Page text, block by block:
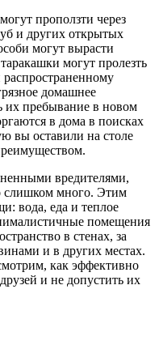
проползти через
и других открытых
могут вырасти
могут пролезть
домашнее
их пребывание в новом
в дома в поисках
вы оставили на столе
вредителями,
слишком много. Этим
вода, еда и теплое
помещения
в стенах, за
и в других местах.
как эффективно
и не допустить их